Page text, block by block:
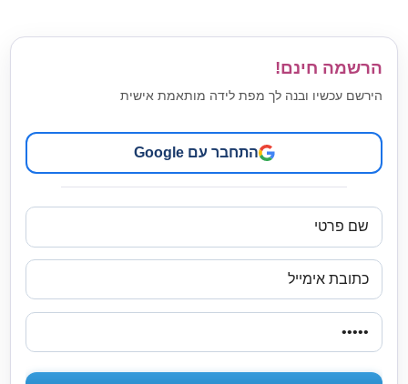
הרשמה חינם!
הירשם עכשיו ובנה לך מפת לידה מותאמת אישית
התחבר עם Google